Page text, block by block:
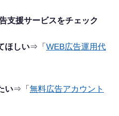
支援サービスをチェック
ほしい⇒「 WEB広告運用代
い⇒「 無料広告アカウント